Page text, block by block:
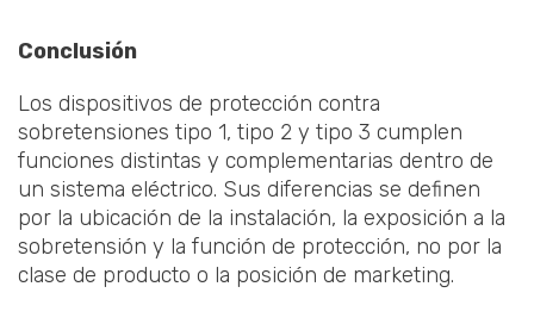
Conclusión
Los dispositivos de protección contra
sobretensiones tipo 1, tipo 2 y tipo 3 cumplen
funciones distintas y complementarias dentro de
un sistema eléctrico. Sus diferencias se definen
por la ubicación de la instalación, la exposición a la
sobretensión y la función de protección, no por la
clase de producto o la posición de marketing.